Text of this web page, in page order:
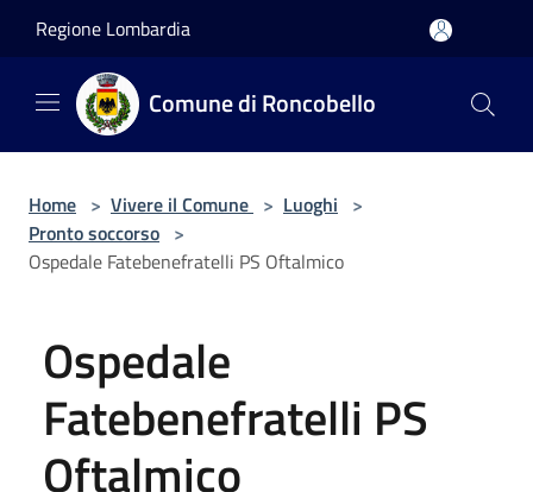
Regione Lombardia
Comune di Roncobello
Home > Vivere il Comune > Luoghi >
Pronto soccorso >
Ospedale Fatebenefratelli PS Oftalmico
Ospedale
Fatebenefratelli PS
Oftalmico